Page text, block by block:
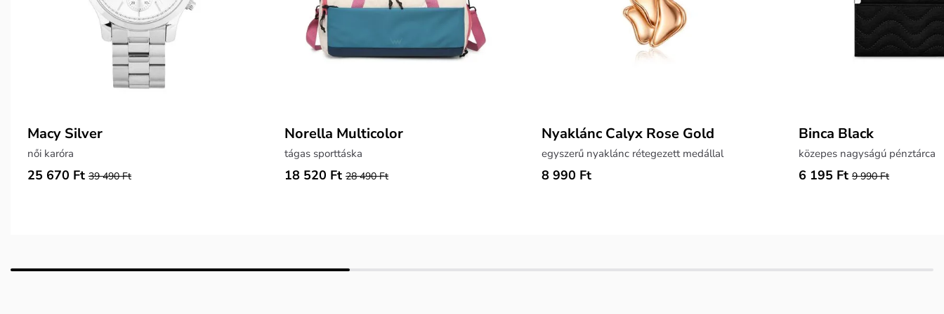
Macy Silver
női karóra
25 670 Ft 39 490 Ft
Norella Multicolor
tágas sporttáska
18 520 Ft 28 490 Ft
Nyaklánc Calyx Rose Gold
egyszerű nyaklánc rétegezett medállal
8 990 Ft
Binca Black
közepes nagyságú pénztárca
6 195 Ft 9 990 Ft